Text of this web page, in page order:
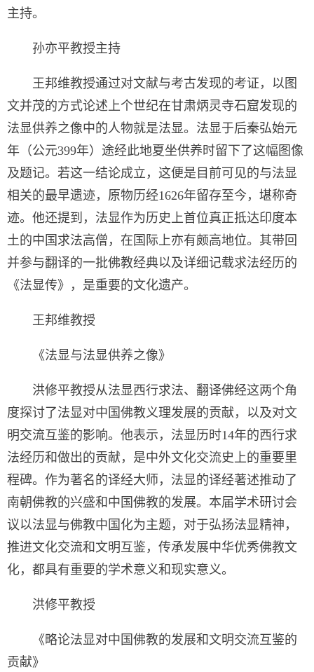
主持。
孙亦平教授主持
王邦维教授通过对文献与考古发现的考证，以图
文并茂的方式论述上个世纪在甘肃炳灵寺石窟发现的
法显供养之像中的人物就是法显。法显于后秦弘始元
年（公元399年）途经此地夏坐供养时留下了这幅图像
及题记。若这一结论成立，这便是目前可见的与法显
相关的最早遗迹，原物历经1626年留存至今，堪称奇
迹。他还提到，法显作为历史上首位真正抵达印度本
土的中国求法高僧，在国际上亦有颇高地位。其带回
并参与翻译的一批佛教经典以及详细记载求法经历的
《法显传》，是重要的文化遗产。
王邦维教授
《法显与法显供养之像》
洪修平教授从法显西行求法、翻译佛经这两个角
度探讨了法显对中国佛教义理发展的贡献，以及对文
明交流互鉴的影响。他表示，法显历时14年的西行求
法经历和做出的贡献，是中外文化交流史上的重要里
程碑。作为著名的译经大师，法显的译经著述推动了
南朝佛教的兴盛和中国佛教的发展。本届学术研讨会
议以法显与佛教中国化为主题，对于弘扬法显精神，
推进文化交流和文明互鉴，传承发展中华优秀佛教文
化，都具有重要的学术意义和现实意义。
洪修平教授
《略论法显对中国佛教的发展和文明交流互鉴的
贡献》